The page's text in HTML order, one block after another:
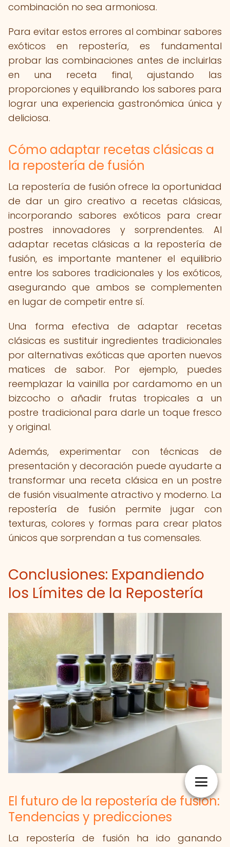
combinación no sea armoniosa.
Para evitar estos errores al combinar sabores
exóticos en repostería, es fundamental
probar las combinaciones antes de incluirlas
en una receta final, ajustando las
proporciones y equilibrando los sabores para
lograr una experiencia gastronómica única y
deliciosa.
Cómo adaptar recetas clásicas a
la repostería de fusión
La repostería de fusión ofrece la oportunidad
de dar un giro creativo a recetas clásicas,
incorporando sabores exóticos para crear
postres innovadores y sorprendentes. Al
adaptar recetas clásicas a la repostería de
fusión, es importante mantener el equilibrio
entre los sabores tradicionales y los exóticos,
asegurando que ambos se complementen
en lugar de competir entre sí.
Una forma efectiva de adaptar recetas
clásicas es sustituir ingredientes tradicionales
por alternativas exóticas que aporten nuevos
matices de sabor. Por ejemplo, puedes
reemplazar la vainilla por cardamomo en un
bizcocho o añadir frutas tropicales a un
postre tradicional para darle un toque fresco
y original.
Además, experimentar con técnicas de
presentación y decoración puede ayudarte a
transformar una receta clásica en un postre
de fusión visualmente atractivo y moderno. La
repostería de fusión permite jugar con
texturas, colores y formas para crear platos
únicos que sorprendan a tus comensales.
Conclusiones: Expandiendo
los Límites de la Repostería
El futuro de la repostería de fusión:
Tendencias y predicciones
La repostería de fusión ha ido ganando